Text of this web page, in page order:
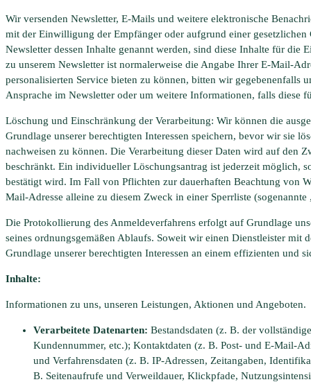
Wir versenden Newsletter, E-Mails und weitere elektronische
mit der Einwilligung der Empfänger oder aufgrund einer
Newsletter dessen Inhalte genannt werden, sind diese Inhalte für
zu unserem Newsletter ist normalerweise die Angabe Ihrer E-Mail-
personalisierten Service bieten zu können, bitten wir gegebenenfalls
Ansprache im Newsletter oder um weitere Informationen, falls diese
Löschung und Einschränkung der Verarbeitung: Wir können die
Grundlage unserer berechtigten Interessen speichern, bevor wir sie
nachweisen zu können. Die Verarbeitung dieser Daten wird auf den
beschränkt. Ein individueller Löschungsantrag ist jederzeit möglich,
bestätigt wird. Im Fall von Pflichten zur dauerhaften Beachtung von
Mail-Adresse alleine zu diesem Zweck in einer Sperrliste
Die Protokollierung des Anmeldeverfahrens erfolgt auf Grundlage
seines ordnungsgemäßen Ablaufs. Soweit wir einen Dienstleister mit
Grundlage unserer berechtigten Interessen an einem effizienten und
Inhalte:
Informationen zu uns, unseren Leistungen, Aktionen und Angeboten.
Verarbeitete Datenarten: Bestandsdaten (z. B. der
Kundennummer, etc.); Kontaktdaten (z. B. Post- und E-Mail-
und Verfahrensdaten (z. B. IP-Adressen, Zeitangaben,
B. Seitenaufrufe und Verweildauer, Klickpfade,